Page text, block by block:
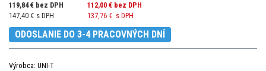
119,84 € bez DPH
147,40 € s DPH
112,00 € bez DPH
137,76 € s DPH
ODOSLANIE DO 3-4 PRACOVNÝCH DNÍ
Výrobca: UNI-T